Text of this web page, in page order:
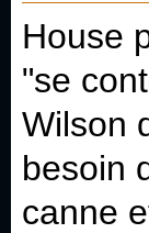
House
"se
Wilson
besoin
canne